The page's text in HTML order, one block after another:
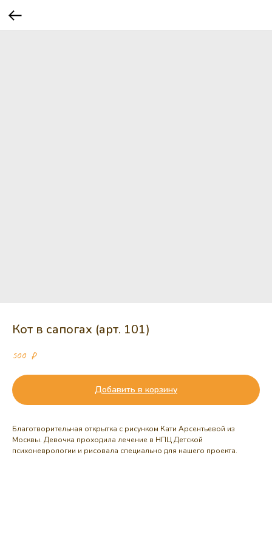
Кот в сапогах (арт. 101)
500 ₽
Добавить в корзину
Благотворительная открытка с рисунком Кати Арсентьевой из
Москвы. Девочка проходила лечение в НПЦ Детской
психоневрологии и рисовала специально для нашего проекта.